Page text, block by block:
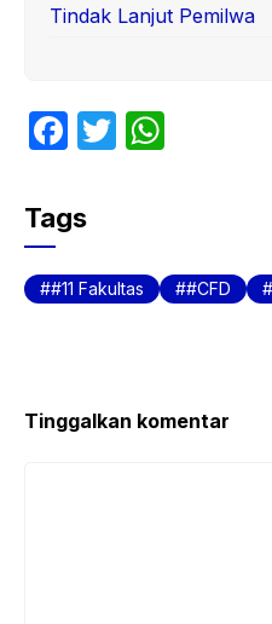
Tindak Lanjut Pemilwa
F
c
e
b
T
A
Tags
#11 Fakultas #CFD
Tinggalkan komentar